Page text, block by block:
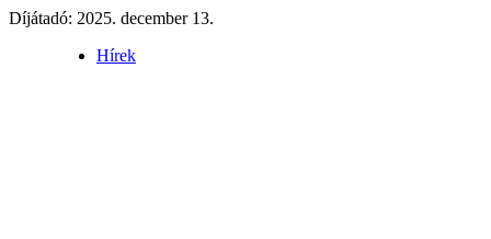
Díjátadó: 2025. december 13.
Hírek